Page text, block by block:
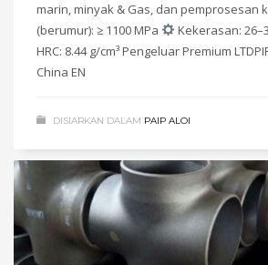
marin, minyak & Gas, dan pemprosesan
(berumur): ≥ 1100MPa Kekerasan: 26
HRC: 8.44 g/cm³ Pengeluar Premium
China EN
DISIARKAN DALAM PAIP ALOI